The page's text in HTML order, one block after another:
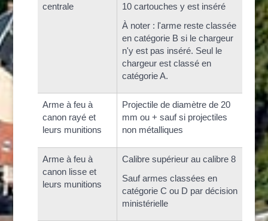
centrale
10 cartouches y est inséré
À noter : l'arme reste classée
en catégorie B si le chargeur
n'y est pas inséré. Seul le
chargeur est classé en
catégorie A.
Arme à feu à
canon rayé et
leurs munitions
Projectile de diamètre de 20
mm ou + sauf si projectiles
non métalliques
Arme à feu à
canon lisse et
leurs munitions
Calibre supérieur au calibre 8
Sauf armes classées en
catégorie C ou D par décision
ministérielle